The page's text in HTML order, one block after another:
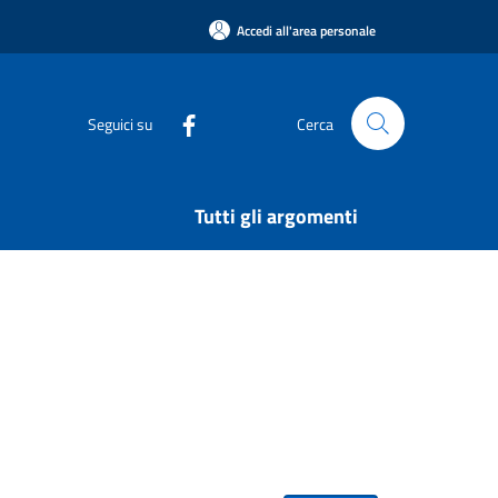
Accedi all'area personale
Seguici su Cerca
Tutti gli argomenti